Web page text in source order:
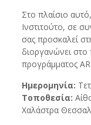
Στο πλαίσιο
Ινστιτούτο, σε
σας προσκαλεί
διοργανώνει στο
προγράμματος
Ημερομηνία:
Τοποθεσία:
Χαλάστρα